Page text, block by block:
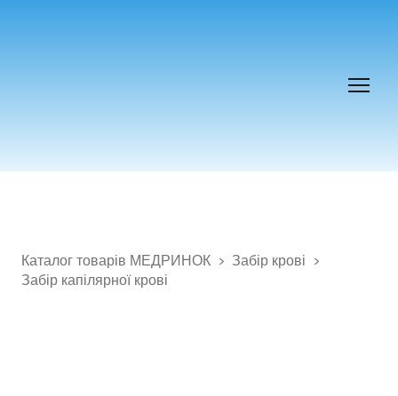
Каталог товарів МЕДРИНОК
Забір крові
Забір капілярної крові